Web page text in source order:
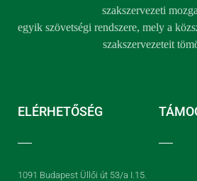
szakszervezeti
egyik szövetségi rendszere, mely a
szakszervezeteit
ELÉRHETŐSÉG
1091 Budapest Üllői út 53/a I.15.